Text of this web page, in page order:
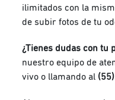
ilimitados con la
de subir fotos de tu
¿Tienes dudas con tu
nuestro equipo de
vivo o llamando al